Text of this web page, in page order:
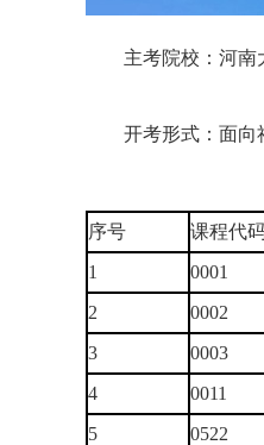
主考院校：河南
开考形式：面向
序号 课程代
1
0001
2
0002
3
0003
4
0011
5
0522